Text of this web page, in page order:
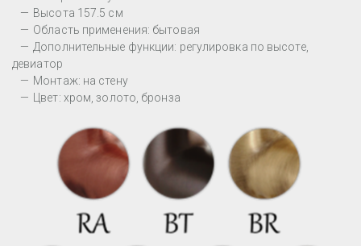
Высота 157.5 см
Область применения: бытовая
Дополнительные функции: регулировка по высоте,
девиатор
Монтаж: на стену
Цвет: хром, золото, бронза